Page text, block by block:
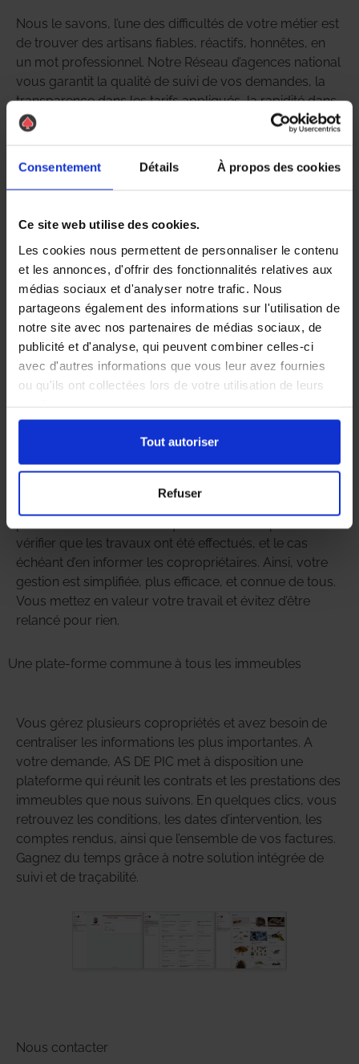
Consentement Détails À propos des cookies
Ce site web utilise des cookies.
Les cookies nous permettent de personnaliser le contenu
et les annonces, d'offrir des fonctionnalités relatives aux
médias sociaux et d'analyser notre trafic. Nous
partageons également des informations sur l'utilisation de
notre site avec nos partenaires de médias sociaux, de
publicité et d'analyse, qui peuvent combiner celles-ci
avec d'autres informations que vous leur avez fournies
ou qu'ils ont collectées lors de votre utilisation de leurs
Tout autoriser
Refuser
Nous le savons, l’une des difficultés de votre métier est
de trouver des artisans fiables, réactifs, honnêtes, en
un mot professionnel. Notre Réseau d’agences national
vous garantit la qualité de suivi de vos demandes, la
transparence dans les tarifs appliqués, la rapidité dans
la résolution des problèmes signalés. En faisant appel à
plus vite, qu’une solution sera apportée à vos
Des comptes rendus d’interventions envoyés par mail
Une fois l’intervention réalisée, nous vous envoyons un
vérifier que les travaux ont été effectués, et le cas
échéant d’en informer les copropriétaires. Ainsi, votre
gestion est simplifiée, plus efficace, et connue de tous.
Vous mettez en valeur votre travail et évitez d’être
relancé pour rien.
Une plate-forme commune à tous les immeubles
Vous gérez plusieurs copropriétés et avez besoin de
centraliser les informations les plus importantes. A
votre demande, AS DE PIC met à disposition une
plateforme qui réunit les contrats et les prestations des
immeubles que nous suivons. En quelques clics, vous
retrouvez les conditions, les dates d’intervention, les
comptes rendus, ainsi que l’ensemble de vos factures.
Gagnez du temps grâce à notre solution intégrée de
suivi et de traçabilité.
Nous contacter